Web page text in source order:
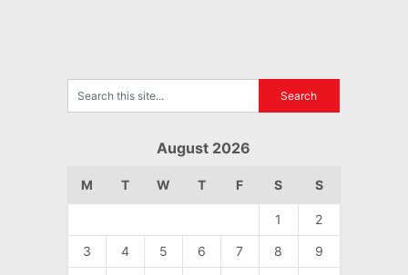
August 2026
M T W T F S S
1 2
3 4 5 6 7 8 9